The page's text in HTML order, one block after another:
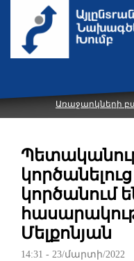
Առաջարկների
կործանում
Մելքոնյան
14:31 - 23/մարտի/2022